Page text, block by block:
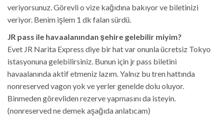
veriyorsunuz. Görevli o vize kağıdına bakıyor ve biletinizi
veriyor. Benim işlem 1 dk falan sürdü.
JR pass ile havaalanından şehire gelebilir miyim?
Evet JR Narita Express diye bir hat var onunla ücretsiz Tokyo
istasyonuna gelebilirsiniz. Bunun için jr pass biletini
havaalanında aktif etmeniz lazım. Yalnız bu tren hattında
nonreserved vagon yok ve yerler genelde dolu oluyor.
Binmeden görevliden rezerve yapmasını da isteyin.
(nonreserved ne demek aşağıda anlatıcam)